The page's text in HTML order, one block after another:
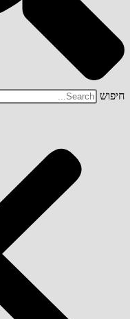
חיפוש